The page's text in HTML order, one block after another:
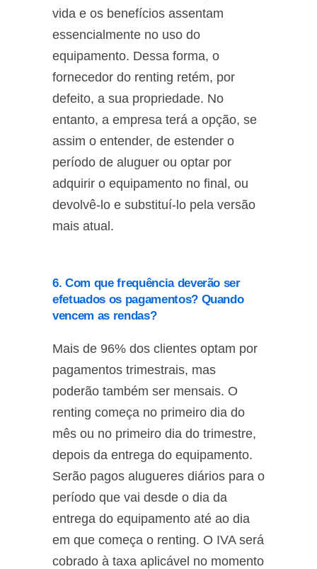
vida e os benefícios assentam
essencialmente no uso do
equipamento. Dessa forma, o
fornecedor do renting retém, por
defeito, a sua propriedade. No
entanto, a empresa terá a opção, se
assim o entender, de estender o
período de aluguer ou optar por
adquirir o equipamento no final, ou
devolvê-lo e substituí-lo pela versão
mais atual.
6. Com que frequência deverão ser
efetuados os pagamentos? Quando
vencem as rendas?
Mais de 96% dos clientes optam por
pagamentos trimestrais, mas
poderão também ser mensais. O
renting começa no primeiro dia do
mês ou no primeiro dia do trimestre,
depois da entrega do equipamento.
Serão pagos alugueres diários para o
período que vai desde o dia da
entrega do equipamento até ao dia
em que começa o renting. O IVA será
cobrado à taxa aplicável no momento